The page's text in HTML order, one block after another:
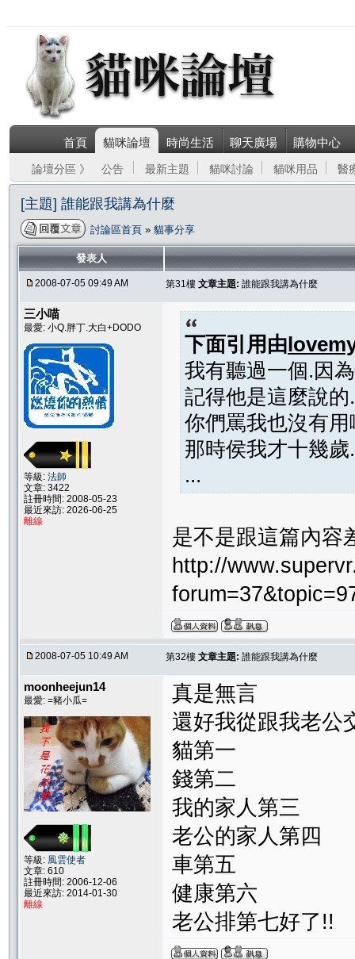
首頁 貓咪論壇 時尚生活 聊天廣場 購物中心
論壇分區 》 公告 最新主題 貓咪討論 貓咪用品 醫
[主題] 誰能跟我講為什麼
討論區首頁 » 貓事分享
發表人
2008-07-05 09:49 AM 第31樓 文章主題: 誰能跟我講為什麼
三小喵
最愛: 小Q.胖丁.大白+DODO
等級: 法師
文章: 3422
註冊時間: 2008-05-23
最近來訪: 2026-06-25
離線
下面引用由
我有聽過一個.因
記得他是這麼說的
你們罵我也沒有
那時侯我才十幾歲
...
是不是跟這篇內容
http://
2008-07-05 10:49 AM 第32樓 文章主題: 誰能跟我講為什麼
moonheejun14
最愛: =豬小瓜=
等級: 風雲使者
文章: 610
註冊時間: 2006-12-06
最近來訪: 2014-01-30
離線
真是無言
還好我從跟我老公
貓第一
錢第二
我的家人第三
老公的家人第四
車第五
健康第六
老公排第七好了!!